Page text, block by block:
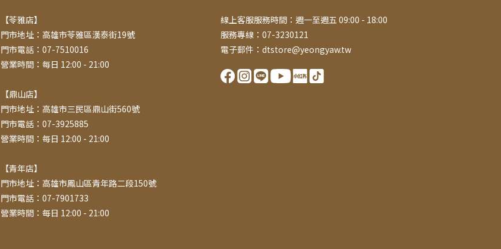
【苓雅店】
門市地址：高雄市苓雅區漢泰街19號
門市電話：07-7510016
營業時間：每日 12:00 - 21:00
【鼎山店】
門市地址：高雄市三民區鼎山街560號
門市電話：07-3925885
營業時間：每日 12:00 - 21:00
【青年店】
門市地址：高雄市鳳山區青年路二段150號
門市電話：07-7901733
營業時間：每日 12:00 - 21:00
線上客服服務時間：週一至週五 09:00 - 18:00
服務專線：07-3230121
電子郵件：dtstore@yeongyaw.tw